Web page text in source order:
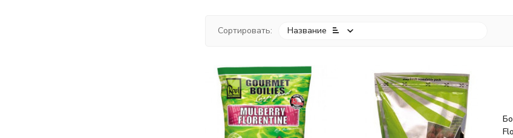
Сортировать: Название
покупателей